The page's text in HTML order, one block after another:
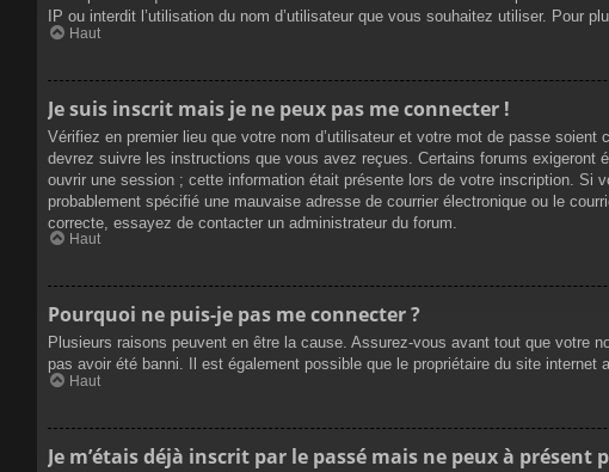
IP ou interdit l’utilisation du nom d’utilisateur que vous souhaitez utiliser. Pour
Haut
Je suis inscrit mais je ne peux pas me connecter !
Vérifiez en premier lieu que votre nom d’utilisateur et votre mot de passe
devrez suivre les instructions que vous avez reçues. Certains forums
ouvrir une session ; cette information était présente lors de votre inscription. Si
probablement spécifié une mauvaise adresse de courrier électronique ou le
correcte, essayez de contacter un administrateur du forum.
Haut
Pourquoi ne puis-je pas me connecter ?
Plusieurs raisons peuvent en être la cause. Assurez-vous avant tout que votre
pas avoir été banni. Il est également possible que le propriétaire du site internet
Haut
Je m’étais déjà inscrit par le passé mais ne peux à présent